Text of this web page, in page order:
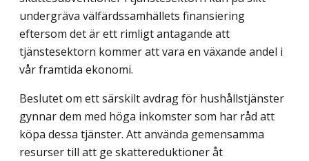
undergräva välfärdssamhällets finansiering
eftersom det är ett rimligt antagande att
tjänstesektorn kommer att vara en växande andel i
vår framtida ekonomi.
Beslutet om ett särskilt avdrag för hushållstjänster
gynnar dem med höga inkomster som har råd att
köpa dessa tjänster. Att använda gemensamma
resurser till att ge skattereduktioner åt